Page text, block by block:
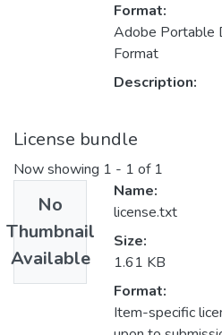
Format:
Adobe Portable
Format
Description:
License bundle
Now showing 1 - 1 of 1
No
Thumbnail
Available
Name:
license.txt
Size:
1.61 KB
Format:
Item-specific